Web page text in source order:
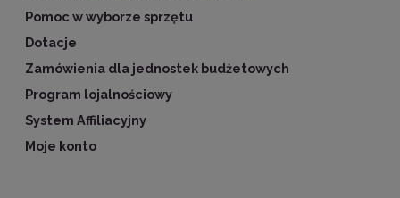
Pomoc w wyborze sprzętu
Dotacje
Zamówienia dla jednostek budżetowych
Program lojalnościowy
System Affiliacyjny
Moje konto